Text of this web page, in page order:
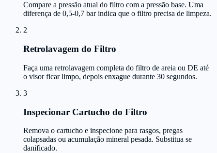
Compare a pressão atual do filtro com a pressão base. Uma
diferença de 0,5-0,7 bar indica que o filtro precisa de limpeza.
2
Retrolavagem do Filtro
Faça uma retrolavagem completa do filtro de areia ou DE até
o visor ficar limpo, depois enxague durante 30 segundos.
3
Inspecionar Cartucho do Filtro
Remova o cartucho e inspecione para rasgos, pregas
colapsadas ou acumulação mineral pesada. Substitua se
danificado.